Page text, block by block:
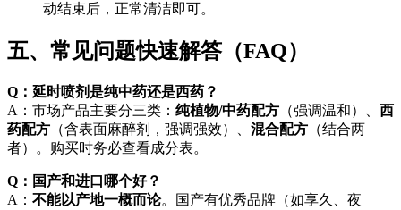
动结束后，正常清洁即可。
五、常见问题快速解答（FAQ）
Q：延时喷剂是纯中药还是西药？
A：市场产品主要分三类： 纯植物/中药配方 （强调温和）、 西
药配方 （含表面麻醉剂，强调强效）、 混合配方 （结合两
者）。购买时务必查看成分表。
Q：国产和进口哪个好？
A： 不能以产地一概而论。国产有优秀品牌（如享久、夜